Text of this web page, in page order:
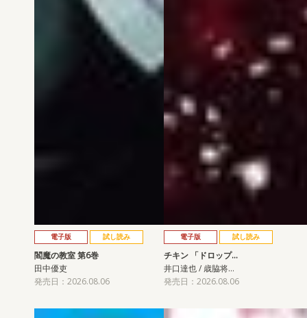
電子版 試し読み
閻魔の教室 第6巻
田中優吏
発売日：2026.08.06
電子版 試し読み
チキン 「ドロップ…
井口達也 / 歳脇将…
発売日：2026.08.06